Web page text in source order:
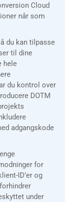
Cloud
når som
du kan tilpasse
til dine
hele
du kontrol over
DOTM
adgangskode
for
ID’er og
under